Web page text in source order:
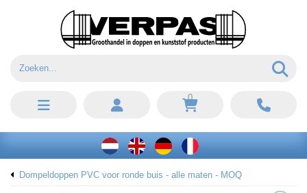
0
Dompeldoppen PVC voor ronde buis - alle maten - MOQ